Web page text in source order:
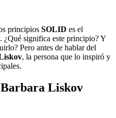
principios SOLID es el
significa este principio? Y
Pero antes de hablar del
, la persona que lo inspiró y
Liskov